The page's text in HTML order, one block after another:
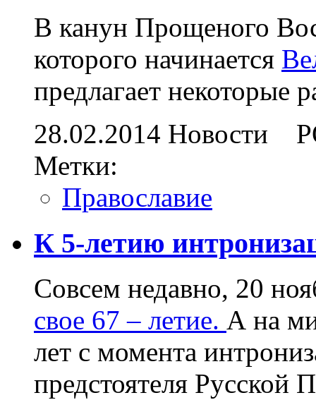
В канун Прощеного
которого начинается
предлагает
28.02.2014 Новости
Метки:
Православие
К 5-летию
Совсем недавно, 20
свое 67 – летие. А на
лет с момента
предстоятеля Русской